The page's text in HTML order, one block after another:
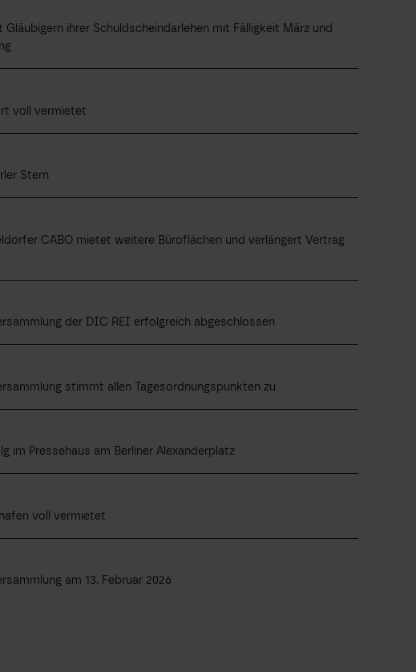
ihrer Schuldscheindarlehen mit Fälligkeit März und
voll vermietet
Stern
CABO mietet weitere Büroflächen und verlängert Vertrag
der DIC REI erfolgreich abgeschlossen
stimmt allen Tagesordnungspunkten zu
im Pressehaus am Berliner Alexanderplatz
voll vermietet
am 13. Februar 2026